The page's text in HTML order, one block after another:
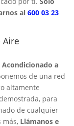
al 600 03 23
Aire
a
de una red
altamente
para
de cualquier
más, Llámanos e